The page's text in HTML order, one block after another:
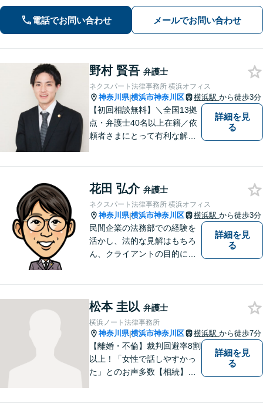
電話でお問い合わせ メールでお問い合わせ
野村 賢吾 弁護士
ネクスパート法律事務所 横浜オフィス
神奈川県|横浜市神奈川区 横浜駅 から徒歩3分
【初回相談無料】＼全国13拠
点・弁護士40名以上在籍／依
頼者さまにとって有利な解決
事件など、ご相談ください
【夜間・休日対応】
詳細を見
る
花田 弘介 弁護士
ネクスパート法律事務所 横浜オフィス
神奈川県|横浜市神奈川区 横浜駅 から徒歩3分
民間企業の法務部での経験を
活かし、法的な見解はもちろ
ん、クライアントの目的に適
ます。情熱を大切にしつつ、
冷静を保つ、心を込めて解決
します。【分割払い可】
詳細を見
る
松本 圭以 弁護士
横浜ノート法律事務所
神奈川県|横浜市神奈川区 横浜駅 から徒歩7分
【離婚・不倫】裁判回避率8割
以上！「女性で話しやすかっ
た」とのお声多数【相続】遺
詳細を見
る